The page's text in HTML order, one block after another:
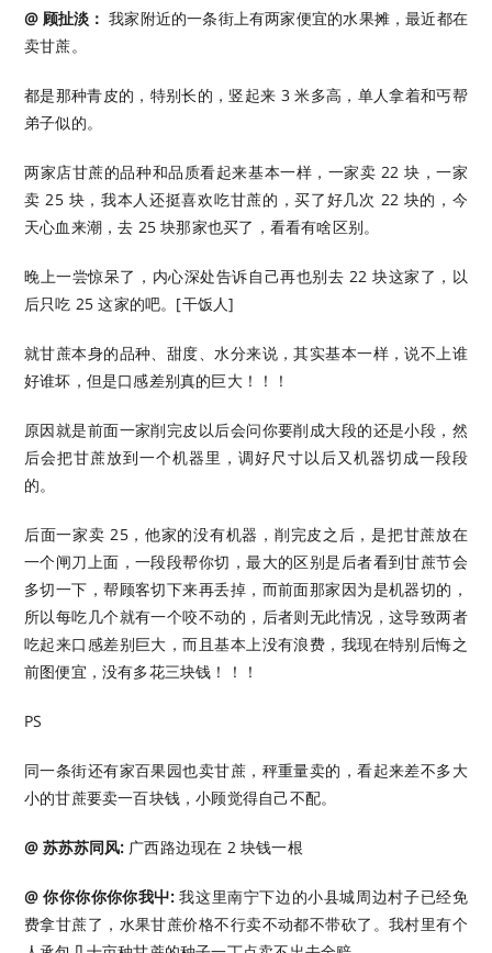
@ 顾扯淡： 我家附近的一条街上有两家便宜的水果摊，最近都在
卖甘蔗。
都是那种青皮的，特别长的，竖起来 3 米多高，单人拿着和丐帮
弟子似的。
两家店甘蔗的品种和品质看起来基本一样，一家卖 22 块，一家
卖 25 块，我本人还挺喜欢吃甘蔗的，买了好几次 22 块的，今
天心血来潮，去 25 块那家也买了，看看有啥区别。
晚上一尝惊呆了，内心深处告诉自己再也别去 22 块这家了，以
后只吃 25 这家的吧。[干饭人]
就甘蔗本身的品种、甜度、水分来说，其实基本一样，说不上谁
好谁坏，但是口感差别真的巨大！！！
原因就是前面一家削完皮以后会问你要削成大段的还是小段，然
后会把甘蔗放到一个机器里，调好尺寸以后又机器切成一段段
的。
后面一家卖 25，他家的没有机器，削完皮之后，是把甘蔗放在
一个闸刀上面，一段段帮你切，最大的区别是后者看到甘蔗节会
多切一下，帮顾客切下来再丢掉，而前面那家因为是机器切的，
所以每吃几个就有一个咬不动的，后者则无此情况，这导致两者
吃起来口感差别巨大，而且基本上没有浪费，我现在特别后悔之
前图便宜，没有多花三块钱！！！
PS
同一条街还有家百果园也卖甘蔗，秤重量卖的，看起来差不多大
小的甘蔗要卖一百块钱，小顾觉得自己不配。
@ 苏苏苏同风: 广西路边现在 2 块钱一根
@ 你你你你你你我屮:我这里南宁下边的小县城周边村子已经免
费拿甘蔗了，水果甘蔗价格不行卖不动都不带砍了。我村里有个